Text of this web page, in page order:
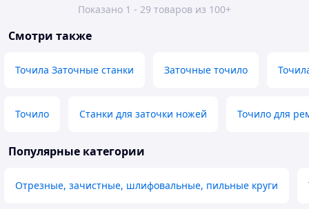
Показано 1 - 29 товаров из 100+
Смотри также
Точила Заточные станки Заточные точило
Точило Станки для заточки ножей Точило для
Популярные категории
Отрезные, зачистные, шлифовальные, пильные круги